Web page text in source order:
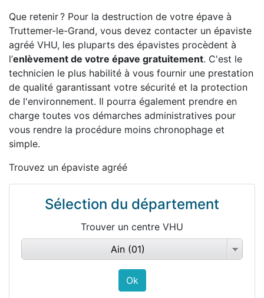
Que retenir ? Pour la destruction de votre épave à
Truttemer-le-Grand, vous devez contacter un épaviste
agréé VHU, les pluparts des épavistes procèdent à
l’enlèvement de votre épave gratuitement. C'est le
technicien le plus habilité à vous fournir une prestation
de qualité garantissant votre sécurité et la protection
de l'environnement. Il pourra également prendre en
charge toutes vos démarches administratives pour
vous rendre la procédure moins chronophage et
simple.
Trouvez un épaviste agréé
Sélection du département
Trouver un centre VHU
Ain (01)